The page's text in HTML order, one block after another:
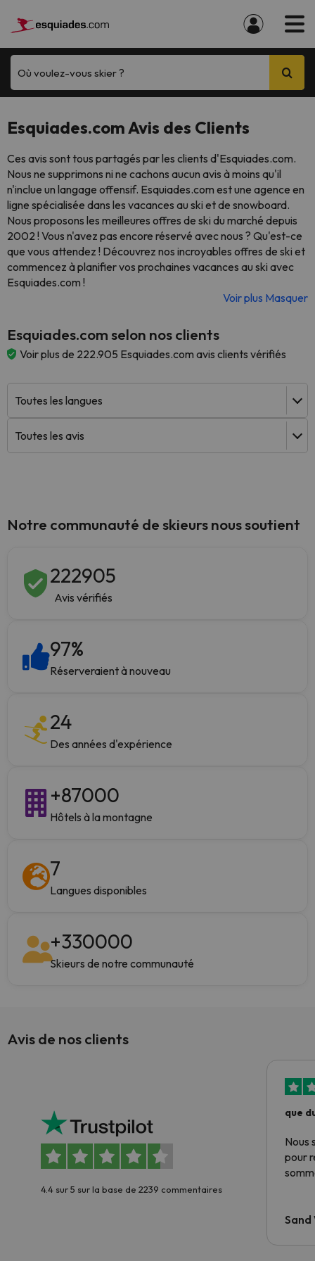
Où voulez-vous skier ?
Esquiades.com Avis des Clients
Ces avis sont tous partagés par les clients d'Esquiades.com.
Nous ne supprimons ni ne cachons aucun avis à moins qu'il
n'inclue un langage offensif. Esquiades.com est une agence en
ligne spécialisée dans les vacances au ski et de snowboard.
Nous proposons les meilleures offres de ski du marché depuis
2002 ! Vous n'avez pas encore réservé avec nous ? Qu'est-ce
que vous attendez ! Découvrez nos incroyables offres de ski et
commencez à planifier vos prochaines vacances au ski avec
Esquiades.com !
Voir plus Masquer
Esquiades.com selon nos clients
Voir plus de 222.905 Esquiades.com avis clients vérifiés
Notre communauté de skieurs nous soutient
222905
Avis vérifiés
97%
Réserveraient à nouveau
24
Des années d'expérience
+87000
Hôtels à la montagne
7
Langues disponibles
+330000
Skieurs de notre communauté
Avis de nos clients
4.4 sur 5 sur la base de 2239 commentaires
que
Nous
pour
Sand